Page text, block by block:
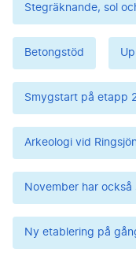
Stegräknande, sol
Betongstöd
Smygstart på etapp
Arkeologi vid
November har också
Ny etablering på